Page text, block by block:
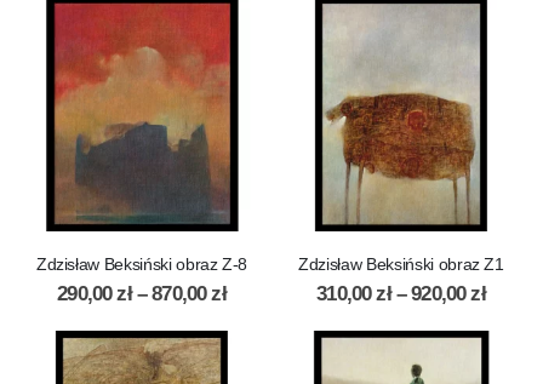
Zdzisław Beksiński obraz Z-8
290,00zł – 870,00zł
Zdzisław Beksiński obraz Z1
310,00zł – 920,00zł